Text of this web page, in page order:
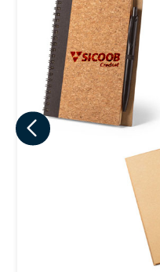
Eu concordo em
A nossa empresa está
sua privacidade,
de marketing. Você
qualquer momento.